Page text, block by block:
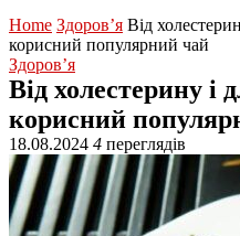
Home Здоров’я Від
корисний популярний чай
Здоров’я
Від холестерину і
корисний
18.08.2024 4 переглядів